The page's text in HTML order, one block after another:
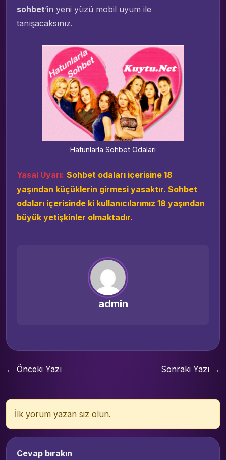
sohbet‘in yeni yüzü mobil uyum ile
tanışacaksınız.
Hatunlarla Sohbet Odaları
Yasal Uyarı: Sohbet odaları içerisine 18
yaşından küçüklerin girmesi yasaktır. Sohbet
odaları içerisinde ki kullanıcılarımız 18 yaşından
büyük yetişkinler olmaktadır.
admin
← Önceki Yazı Sonraki Yazı →
İlk yorum yazan siz olun.
Cevap bırakın